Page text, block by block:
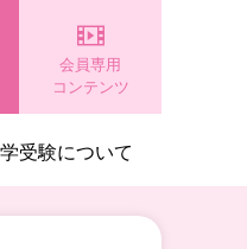
会員専用
コンテンツ
受験について